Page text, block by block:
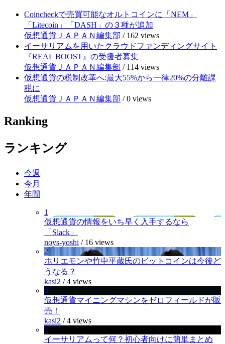
Coincheckで売買可能なオルトコインに「NEM」
「Litecoin」「DASH」の３種が追加
仮想通貨ＪＡＰＡＮ編集部 / 162 views
イーサリアムを用いたクラウドファンディングサイト
『REAL BOOST』の受援者募集
仮想通貨ＪＡＰＡＮ編集部 / 114 views
仮想通貨の税制改革へ:最大55%から一律20%の分離課
税に
仮想通貨ＪＡＰＡＮ編集部 /0 views
Ranking
ランキング
今週
今月
年間
1
仮想通貨の情報をいち早く入手するなら
「Slack」
noys-yoshi / 16 views
2
ホリエモンや竹中平蔵氏のビットコインは今後ど
うなる？
kasi2 /4 views
3
仮想通貨マイニングマシンをゼロフィールドが販
売！
kasi2 /4 views
4
イーサリアムって何？初心者向けに簡単まとめ